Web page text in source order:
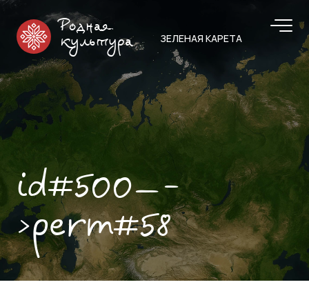
Родная
культура
ЗЕЛЕНАЯ КАРЕТА
id#500—-
>perm#58